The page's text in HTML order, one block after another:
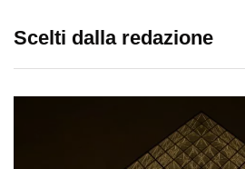
Scelti dalla redazione